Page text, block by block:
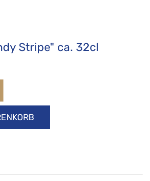
Stripe" ca. 32cl